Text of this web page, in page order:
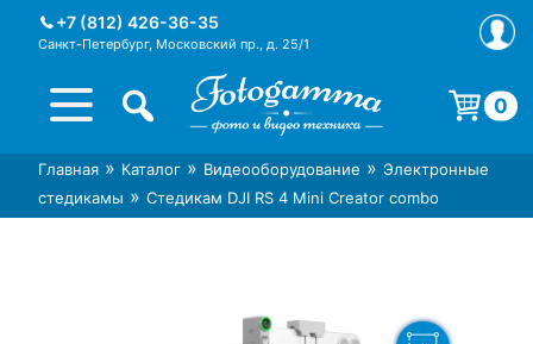
+7 (812) 426-36-35
Санкт-Петербург, Московский пр., д. 25/1
Интернет-магазин фототехники
Foto-Gamma в СПб
Магазин фотоаксессуаров foto-
gamma.ru
0
Корзина пуста.
Главная » Каталог » Видеооборудование » Электронные
стедикамы » Стедикам DJI RS 4 Mini Creator combo